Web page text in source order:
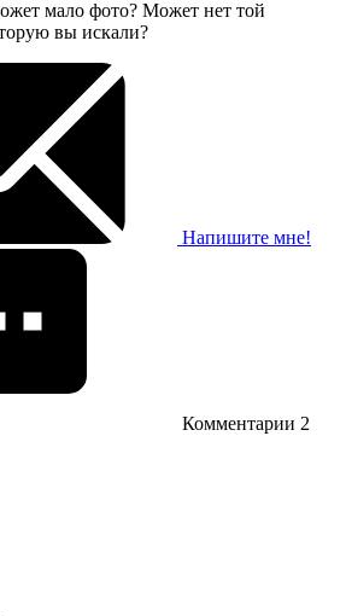
мало фото? Может нет той
вы искали?
Напишите мне!
Комментарии 2